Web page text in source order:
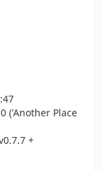
('Another Place
+